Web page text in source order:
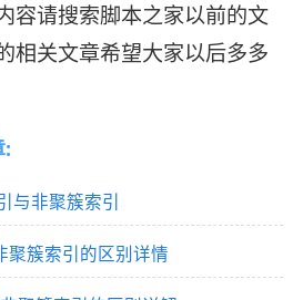
容请搜索脚本之家以前的文
相关文章希望大家以后多多
:
与非聚簇索引
聚簇索引的区别详情